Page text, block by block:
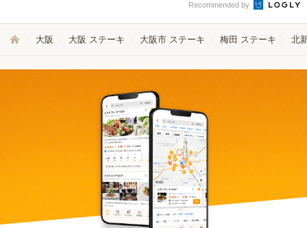
Recommended by
大阪 大阪 ステーキ 大阪市 ステーキ 梅田 ステーキ 北